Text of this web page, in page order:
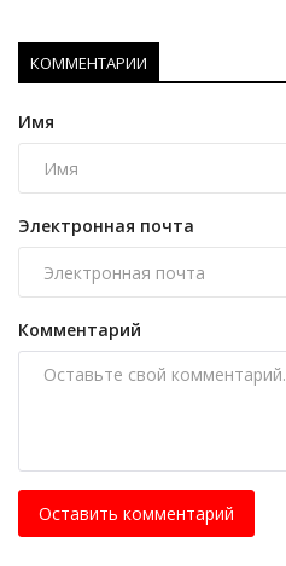
КОММЕНТАРИИ
Имя
Электронная почта
Комментарий
Оставить комментарий